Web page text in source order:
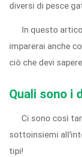
diversi di pesce
In questo
imparerai anche
ciò che devi
Quali sono i
Ci sono così
sottoinsiemi
tipi!